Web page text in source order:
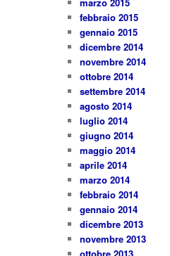
marzo 2015
febbraio 2015
gennaio 2015
dicembre 2014
novembre 2014
ottobre 2014
settembre 2014
agosto 2014
luglio 2014
giugno 2014
maggio 2014
aprile 2014
marzo 2014
febbraio 2014
gennaio 2014
dicembre 2013
novembre 2013